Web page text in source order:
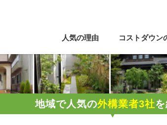
人気の理由 コストダウン
地域で人気の外構業者3社